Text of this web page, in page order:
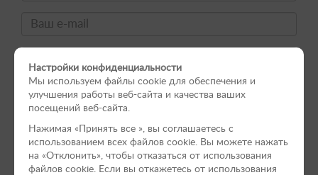
Настройки конфиденциальности
Мы используем файлы cookie для обеспечения и
улучшения работы веб-сайта и качества ваших
посещений веб-сайта.
Нажимая «Принять вce », вы соглашаетесь с
использованием всех файлов cookie. Вы можете нажать
на «Отклонить», чтобы отказаться от использования
файлов сookie. Если вы откажетесь от использования